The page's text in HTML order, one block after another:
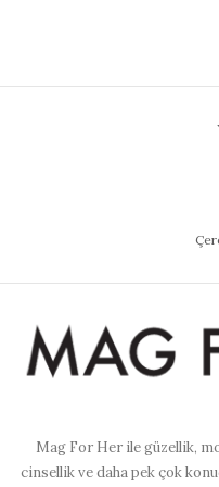
Mag For Her ile güzellik,
cinsellik ve daha pek çok